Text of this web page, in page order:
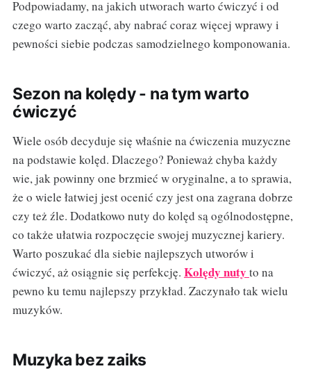
Podpowiadamy, na jakich utworach warto ćwiczyć i od
czego warto zacząć, aby nabrać coraz więcej wprawy i
pewności siebie podczas samodzielnego komponowania.
Sezon na kolędy - na tym warto
ćwiczyć
Wiele osób decyduje się właśnie na ćwiczenia muzyczne
na podstawie kolęd. Dlaczego? Ponieważ chyba każdy
wie, jak powinny one brzmieć w oryginalne, a to sprawia,
że o wiele łatwiej jest ocenić czy jest ona zagrana dobrze
czy też źle. Dodatkowo nuty do kolęd są ogólnodostępne,
co także ułatwia rozpoczęcie swojej muzycznej kariery.
Warto poszukać dla siebie najlepszych utworów i
ćwiczyć, aż osiągnie się perfekcję. Kolędy nuty to na
pewno ku temu najlepszy przykład. Zaczynało tak wielu
muzyków.
Muzyka bez zaiks